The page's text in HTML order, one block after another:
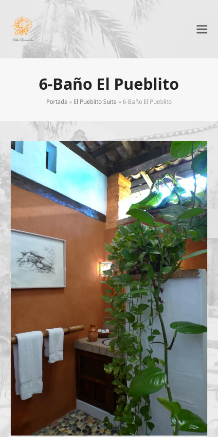
6-Baño El Pueblito
Portada » El Pueblito Suite »6-Baño El Pueblito